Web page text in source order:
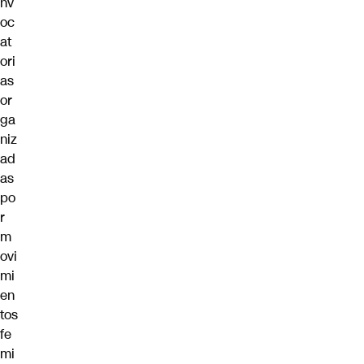
oc
at
ori
as
or
ga
niz
ad
as
po
r
m
ovi
mi
en
tos
fe
mi